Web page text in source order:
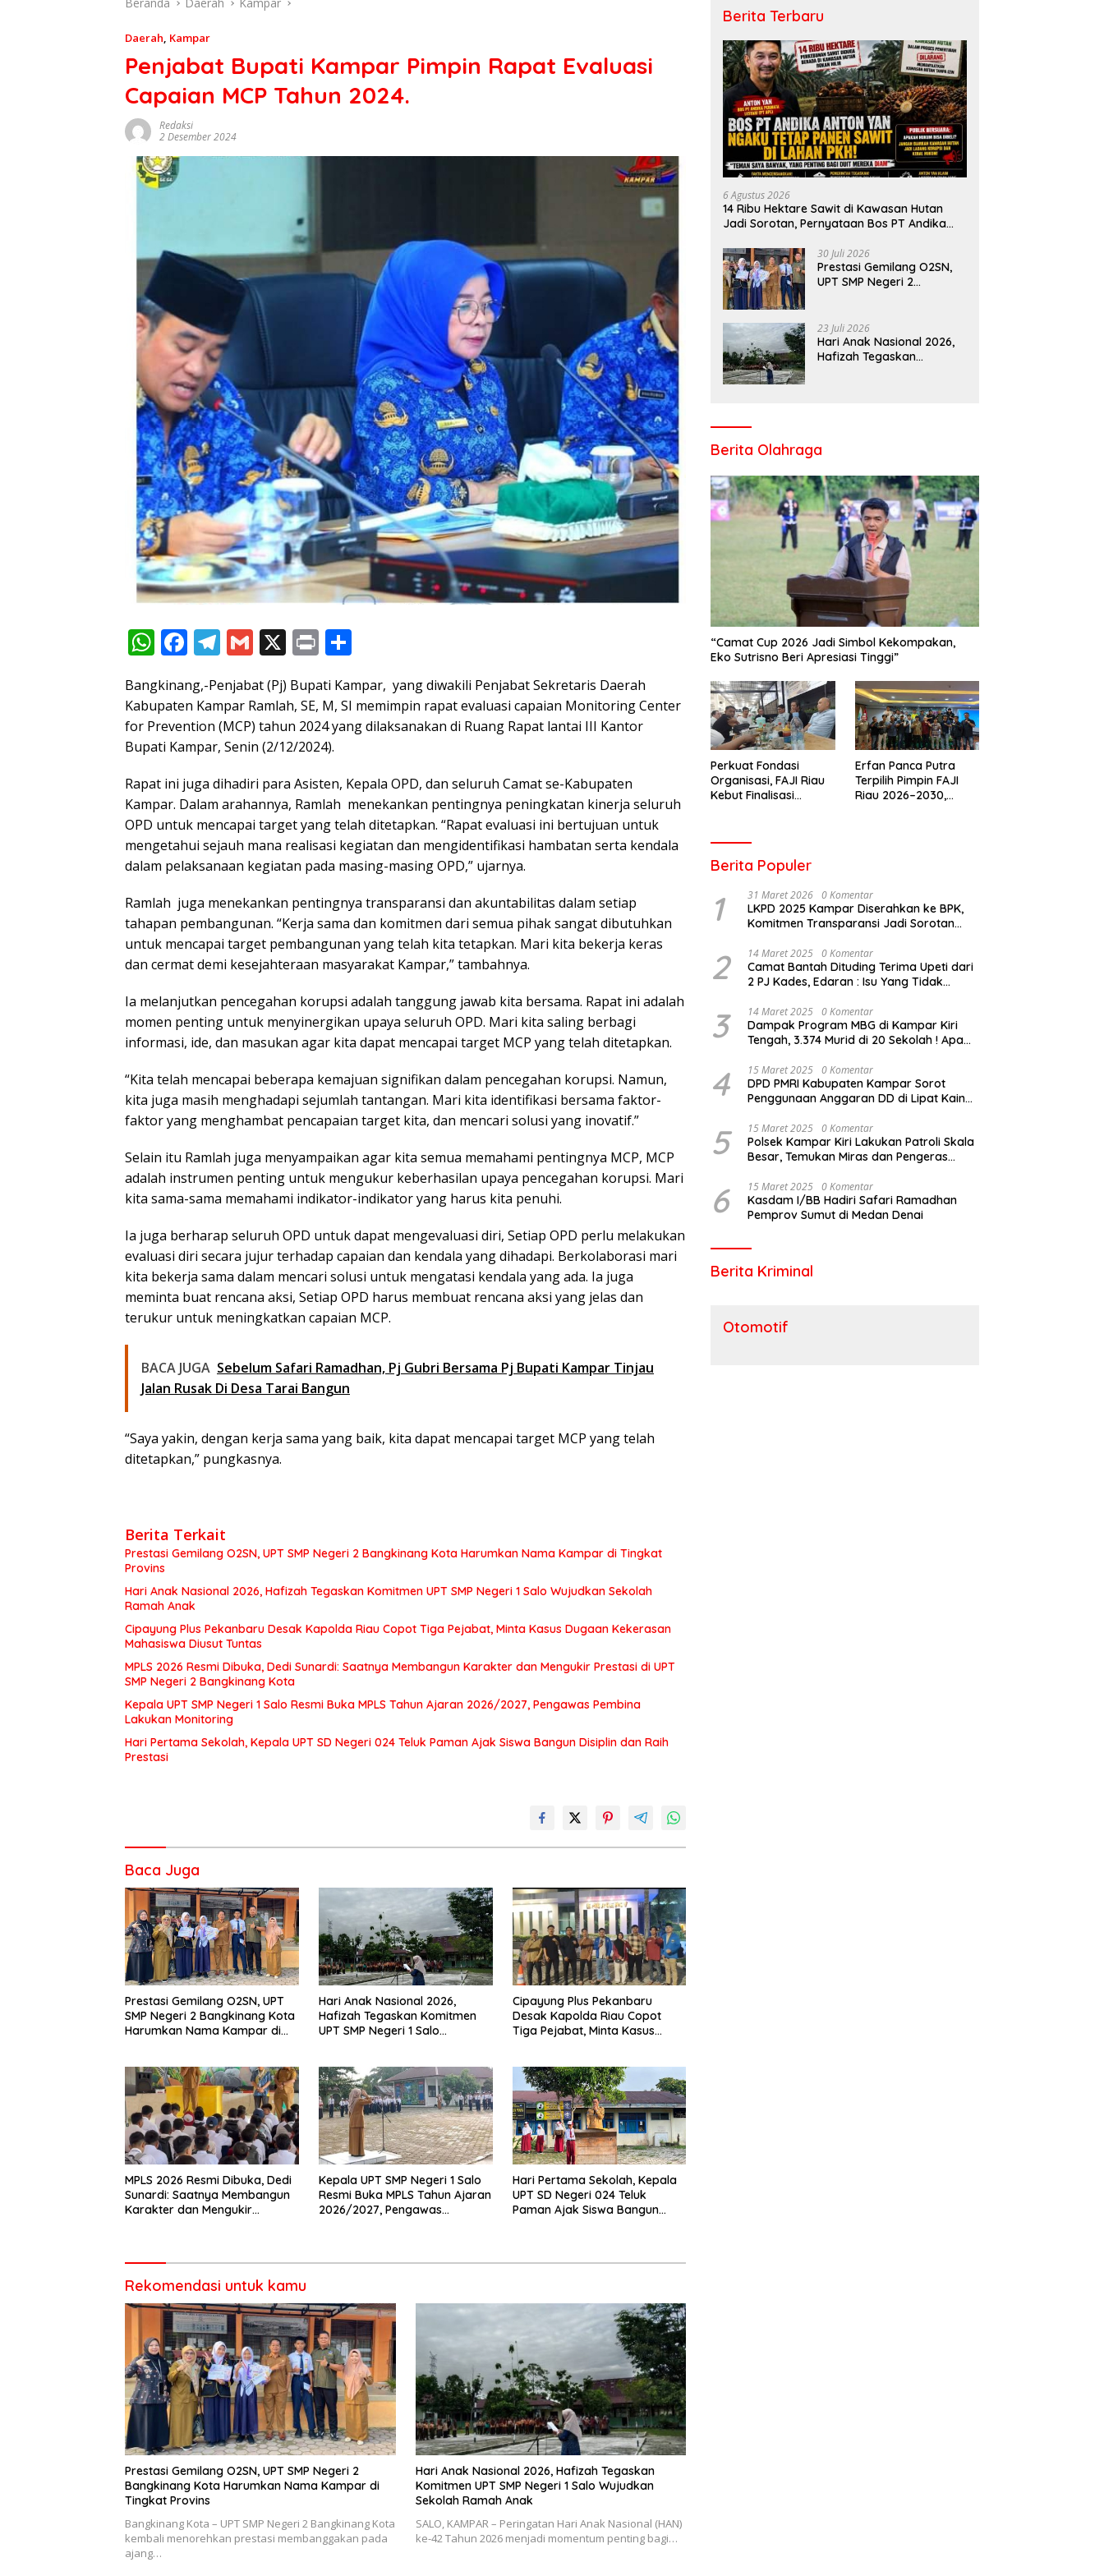
Daerah, Kampar
Penjabat Bupati Kampar Pimpin Rapat Evaluasi
Capaian MCP Tahun 2024.
Redaksi
2 Desember 2024
W
h
at
s
A
p
p
F
ac
e
b
o
o
k
T
el
e
gr
a
m
G
m
ai
l
X Pr
in
t ar
e
Bangkinang,-Penjabat (Pj) Bupati Kampar, yang diwakili Penjabat Sekretaris Daerah
Kabupaten Kampar Ramlah, SE, M, SI memimpin rapat evaluasi capaian Monitoring Center
for Prevention (MCP) tahun 2024 yang dilaksanakan di Ruang Rapat lantai III Kantor
Bupati Kampar, Senin (2/12/2024).
Rapat ini juga dihadiri para Asisten, Kepala OPD, dan seluruh Camat se-Kabupaten
Kampar. Dalam arahannya, Ramlah menekankan pentingnya peningkatan kinerja seluruh
OPD untuk mencapai target yang telah ditetapkan. “Rapat evaluasi ini bertujuan untuk
mengetahui sejauh mana realisasi kegiatan dan mengidentifikasi hambatan serta kendala
dalam pelaksanaan kegiatan pada masing-masing OPD,” ujarnya.
Ramlah juga menekankan pentingnya transparansi dan akuntabilitas dalam setiap
tahapan pembangunan. “Kerja sama dan komitmen dari semua pihak sangat dibutuhkan
untuk mencapai target pembangunan yang telah kita tetapkan. Mari kita bekerja keras
dan cermat demi kesejahteraan masyarakat Kampar,” tambahnya.
Ia melanjutkan pencegahan korupsi adalah tanggung jawab kita bersama. Rapat ini adalah
momen penting untuk menyinergikan upaya seluruh OPD. Mari kita saling berbagi
informasi, ide, dan masukan agar kita dapat mencapai target MCP yang telah ditetapkan.
“Kita telah mencapai beberapa kemajuan signifikan dalam pencegahan korupsi. Namun,
kita juga masih menghadapi sejumlah tantangan. Mari kita identifikasi bersama faktor-
faktor yang menghambat pencapaian target kita, dan mencari solusi yang inovatif.”
Selain itu Ramlah juga menyampaikan agar kita semua memahami pentingnya MCP, MCP
adalah instrumen penting untuk mengukur keberhasilan upaya pencegahan korupsi. Mari
kita sama-sama memahami indikator-indikator yang harus kita penuhi.
Ia juga berharap seluruh OPD untuk dapat mengevaluasi diri, Setiap OPD perlu melakukan
evaluasi diri secara jujur terhadap capaian dan kendala yang dihadapi. Berkolaborasi mari
kita bekerja sama dalam mencari solusi untuk mengatasi kendala yang ada. Ia juga
meminta buat rencana aksi, Setiap OPD harus membuat rencana aksi yang jelas dan
terukur untuk meningkatkan capaian MCP.
BACA JUGA Sebelum Safari Ramadhan, Pj Gubri Bersama Pj Bupati Kampar Tinjau
Jalan Rusak Di Desa Tarai Bangun
“Saya yakin, dengan kerja sama yang baik, kita dapat mencapai target MCP yang telah
ditetapkan,” pungkasnya.
Berita Terkait
Prestasi Gemilang O2SN, UPT SMP Negeri 2 Bangkinang Kota Harumkan Nama Kampar di Tingkat
Provins
Hari Anak Nasional 2026, Hafizah Tegaskan Komitmen UPT SMP Negeri 1 Salo Wujudkan Sekolah
Ramah Anak
Cipayung Plus Pekanbaru Desak Kapolda Riau Copot Tiga Pejabat, Minta Kasus Dugaan Kekerasan
Mahasiswa Diusut Tuntas
MPLS 2026 Resmi Dibuka, Dedi Sunardi: Saatnya Membangun Karakter dan Mengukir Prestasi di UPT
SMP Negeri 2 Bangkinang Kota
Kepala UPT SMP Negeri 1 Salo Resmi Buka MPLS Tahun Ajaran 2026/2027, Pengawas Pembina
Lakukan Monitoring
Hari Pertama Sekolah, Kepala UPT SD Negeri 024 Teluk Paman Ajak Siswa Bangun Disiplin dan Raih
Prestasi
Baca Juga
Prestasi Gemilang O2SN, UPT
SMP Negeri 2 Bangkinang Kota
Harumkan Nama Kampar di
Hari Anak Nasional 2026,
Hafizah Tegaskan Komitmen
UPT SMP Negeri 1 Salo
Cipayung Plus Pekanbaru
Desak Kapolda Riau Copot
Tiga Pejabat, Minta Kasus
MPLS 2026 Resmi Dibuka, Dedi
Sunardi: Saatnya Membangun
Karakter dan Mengukir
Kepala UPT SMP Negeri 1 Salo
Resmi Buka MPLS Tahun Ajaran
2026/2027, Pengawas
Hari Pertama Sekolah, Kepala
UPT SD Negeri 024 Teluk
Paman Ajak Siswa Bangun
Rekomendasi untuk kamu
Prestasi Gemilang O2SN, UPT SMP Negeri 2
Bangkinang Kota Harumkan Nama Kampar di
Tingkat Provins
Bangkinang Kota – UPT SMP Negeri 2 Bangkinang Kota
kembali menorehkan prestasi membanggakan pada
ajang…
Hari Anak Nasional 2026, Hafizah Tegaskan
Komitmen UPT SMP Negeri 1 Salo Wujudkan
Sekolah Ramah Anak
SALO, KAMPAR – Peringatan Hari Anak Nasional (HAN)
ke-42 Tahun 2026 menjadi momentum penting bagi…
Berita Terbaru
6 Agustus 2026
14 Ribu Hektare Sawit di Kawasan Hutan
Jadi Sorotan, Pernyataan Bos PT Andika
30 Juli 2026
Prestasi Gemilang O2SN,
UPT SMP Negeri 2
di Tingkat Provins
23 Juli 2026
Hari Anak Nasional 2026,
Hafizah Tegaskan
Berita Olahraga
“Camat Cup 2026 Jadi Simbol Kekompakan,
Eko Sutrisno Beri Apresiasi Tinggi”
Perkuat Fondasi
Organisasi, FAJI Riau
Kebut Finalisasi
Erfan Panca Putra
Terpilih Pimpin FAJI
Riau 2026–2030,
Berita Populer
1 31 Maret 2026 0 Komentar
LKPD 2025 Kampar Diserahkan ke BPK,
Komitmen Transparansi Jadi Sorotan
2 14 Maret 2025 0 Komentar
Camat Bantah Dituding Terima Upeti dari
2 PJ Kades, Edaran : Isu Yang Tidak
3 14 Maret 2025 0 Komentar
Dampak Program MBG di Kampar Kiri
Tengah, 3.374 Murid di 20 Sekolah ! Apa
4 15 Maret 2025 0 Komentar
DPD PMRI Kabupaten Kampar Sorot
Penggunaan Anggaran DD di Lipat Kain
5 15 Maret 2025 0 Komentar
Polsek Kampar Kiri Lakukan Patroli Skala
Besar, Temukan Miras dan Pengeras
6 15 Maret 2025 0 Komentar
Kasdam I/BB Hadiri Safari Ramadhan
Pemprov Sumut di Medan Denai
Berita Kriminal
Otomotif